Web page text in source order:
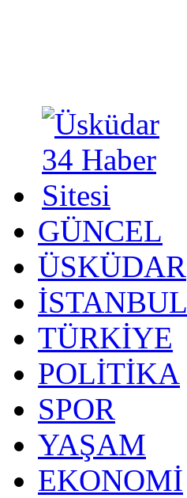
GÜNCEL
ÜSKÜDAR
İSTANBUL
TÜRKİYE
POLİTİKA
SPOR
YAŞAM
EKONOMİ